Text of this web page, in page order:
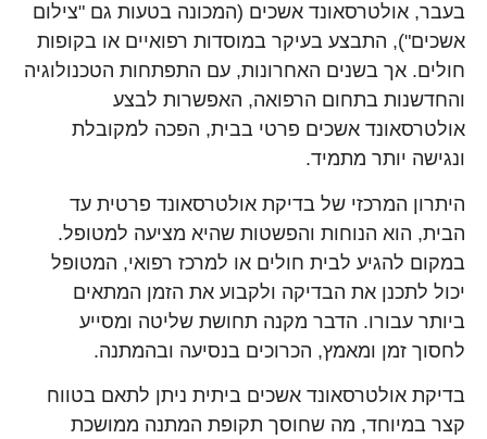
בעבר, אולטרסאונד אשכים (המכונה בטעות גם "צילום
אשכים"), התבצע בעיקר במוסדות רפואיים או בקופות
חולים. אך בשנים האחרונות, עם התפתחות הטכנולוגיה
והחדשנות בתחום הרפואה, האפשרות לבצע
אולטרסאונד אשכים פרטי בבית, הפכה למקובלת
ונגישה יותר מתמיד.
היתרון המרכזי של בדיקת אולטרסאונד פרטית עד
הבית, הוא הנוחות והפשטות שהיא מציעה למטופל.
במקום להגיע לבית חולים או למרכז רפואי, המטופל
יכול לתכנן את הבדיקה ולקבוע את הזמן המתאים
ביותר עבורו. הדבר מקנה תחושת שליטה ומסייע
לחסוך זמן ומאמץ, הכרוכים בנסיעה ובהמתנה.
בדיקת אולטרסאונד אשכים ביתית ניתן לתאם בטווח
קצר במיוחד, מה שחוסך תקופת המתנה ממושכת